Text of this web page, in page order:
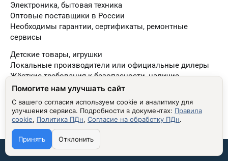
Электроника, бытовая техника
Оптовые поставщики в России
Необходимы гарантии, сертификаты, ремонтные
сервисы
Детские товары, игрушки
Локальные производители или официальные дилеры
Жёсткие требования к безопасности, наличие
сертификатов
Косметика, уход за телом
Европейские производители или российские
дистрибьюторы
Требуются сертификаты, безопасность состава
Связаться со мной:
Помогите нам улучшать сайт
С вашего согласия используем cookie и аналитику для
улучшения сервиса. Подробности в документах: Правила
cookie, Политика ПДн, Согласие на обработку ПДн.
Принять Отклонить